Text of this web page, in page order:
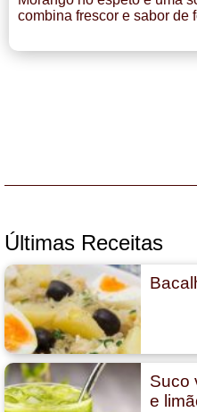
combina frescor e sabor de
Últimas Receitas
Suco
e